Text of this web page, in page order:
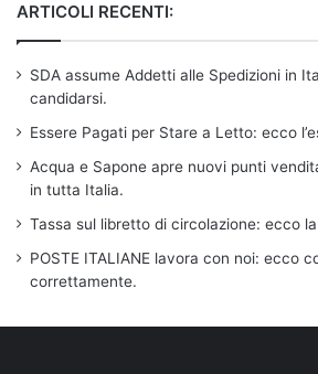
ARTICOLI RECENTI:
SDA assume Addetti alle Spedizioni in
candidarsi.
Essere Pagati per Stare a Letto: ecco
Acqua e Sapone apre nuovi punti
in tutta Italia.
Tassa sul libretto di circolazione: ecco
POSTE ITALIANE lavora con noi: ecco
correttamente.